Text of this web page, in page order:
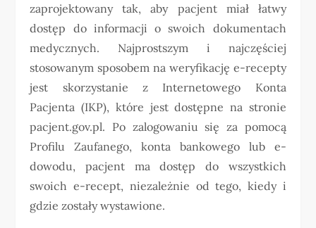
zaprojektowany tak, aby pacjent miał łatwy
dostęp do informacji o swoich dokumentach
medycznych. Najprostszym i najczęściej
stosowanym sposobem na weryfikację e-recepty
jest skorzystanie z Internetowego Konta
Pacjenta (IKP), które jest dostępne na stronie
pacjent.gov.pl. Po zalogowaniu się za pomocą
Profilu Zaufanego, konta bankowego lub e-
dowodu, pacjent ma dostęp do wszystkich
swoich e-recept, niezależnie od tego, kiedy i
gdzie zostały wystawione.